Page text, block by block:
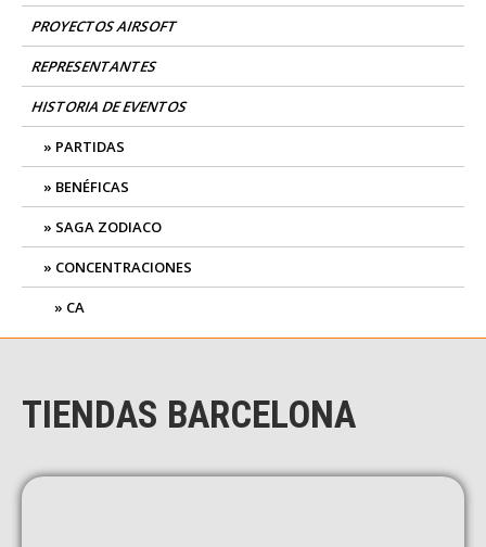
PROYECTOS AIRSOFT
REPRESENTANTES
HISTORIA DE EVENTOS
PARTIDAS
BENÉFICAS
SAGA ZODIACO
CONCENTRACIONES
CA
TIENDAS BARCELONA